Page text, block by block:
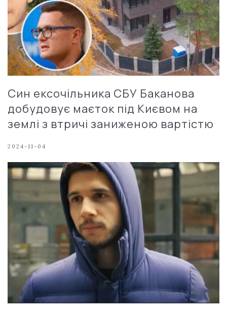
Син ексочільника СБУ Баканова
добудовує маєток під Києвом на
землі з втричі заниженою вартістю
2024-11-04